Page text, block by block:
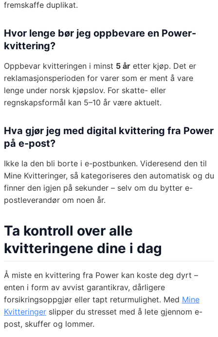
fremskaffe duplikat.
Hvor lenge bør jeg oppbevare en Power-
kvittering?
Oppbevar kvitteringen i minst 5 år etter kjøp. Det er
reklamasjonsperioden for varer som er ment å vare
lenge under norsk kjøpslov. For skatte- eller
regnskapsformål kan 5–10 år være aktuelt.
Hva gjør jeg med digital kvittering fra Power
på e-post?
Ikke la den bli borte i e-postbunken. Videresend den til
Mine Kvitteringer, så kategoriseres den automatisk og du
finner den igjen på sekunder – selv om du bytter e-
postleverandør om noen år.
Ta kontroll over alle
kvitteringene dine i dag
Å miste en kvittering fra Power kan koste deg dyrt –
enten i form av avvist garantikrav, dårligere
forsikringsoppgjør eller tapt returmulighet. Med Mine
Kvitteringer slipper du stresset med å lete gjennom e-
post, skuffer og lommer.